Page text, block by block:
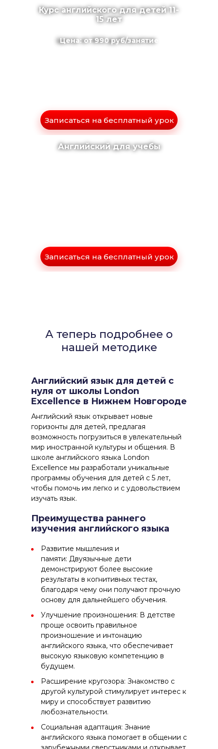
Курс английского для детей 11-
15 лет
Цена: от 990 руб/занятие
Записаться на бесплатный урок
Английский для учебы
Записаться на бесплатный урок
А теперь подробнее о
нашей методике
Английский язык для детей с
нуля от школы London
Excellence в Нижнем Новгороде
Английский язык открывает новые
горизонты для детей, предлагая
возможность погрузиться в увлекательный
мир иностранной культуры и общения. В
школе английского языка London
Excellence мы разработали уникальные
программы обучения для детей с 5 лет,
чтобы помочь им легко и с удовольствием
изучать язык.
Преимущества раннего
изучения английского языка
Развитие мышления и
памяти: Двуязычные дети
демонстрируют более высокие
результаты в когнитивных тестах,
благодаря чему они получают прочную
основу для дальнейшего обучения.
Улучшение произношения: В детстве
проще освоить правильное
произношение и интонацию
английского языка, что обеспечивает
высокую языковую компетенцию в
будущем.
Расширение кругозора: Знакомство с
другой культурой стимулирует интерес к
миру и способствует развитию
любознательности.
Социальная адаптация: Знание
английского языка помогает в общении с